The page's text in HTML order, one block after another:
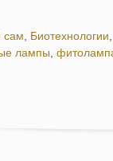
сам, Биотехнологии
лампы,